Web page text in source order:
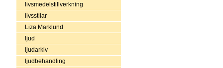
livsmedelstillverkning
livsstilar
Liza Marklund
ljud
ljudarkiv
ljudbehandling